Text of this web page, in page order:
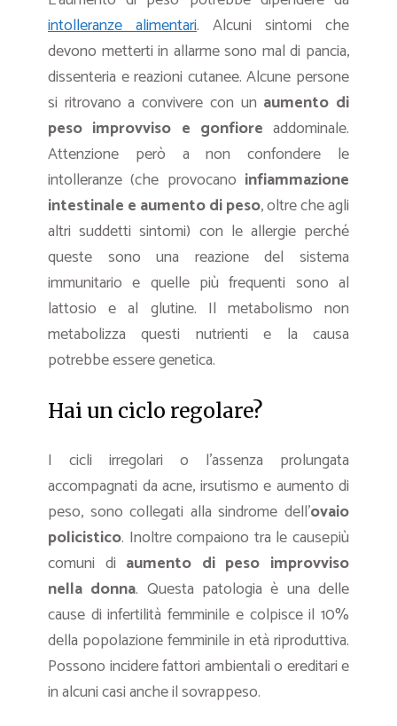
intolleranze alimentari. Alcuni sintomi che
devono metterti in allarme sono mal di pancia,
dissenteria e reazioni cutanee. Alcune persone
si ritrovano a convivere con un aumento di
peso improvviso e gonfiore addominale.
Attenzione però a non confondere le
intolleranze (che provocano infiammazione
intestinale e aumento di peso, oltre che agli
altri suddetti sintomi) con le allergie perché
queste sono una reazione del sistema
immunitario e quelle più frequenti sono al
lattosio e al glutine. Il metabolismo non
metabolizza questi nutrienti e la causa
potrebbe essere genetica.
Hai un ciclo regolare?
I cicli irregolari o l’assenza prolungata
accompagnati da acne, irsutismo e aumento di
peso, sono collegati alla sindrome dell’ovaio
policistico. Inoltre compaiono tra le causepiù
comuni di aumento di peso improvviso
nella donna. Questa patologia è una delle
cause di infertilità femminile e colpisce il 10%
della popolazione femminile in età riproduttiva.
Possono incidere fattori ambientali o ereditari e
in alcuni casi anche il sovrappeso.